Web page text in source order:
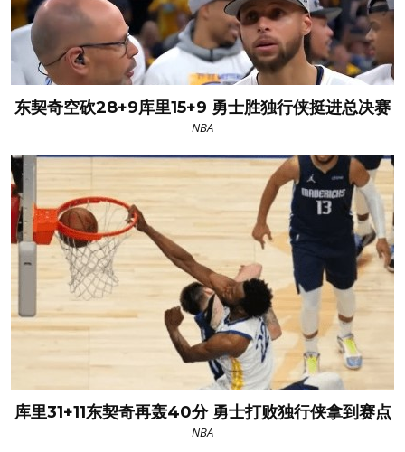
东契奇空砍28+9库里15+9 勇士胜独行侠挺进总决赛
NBA
库里31+11东契奇再轰40分 勇士打败独行侠拿到赛点
NBA